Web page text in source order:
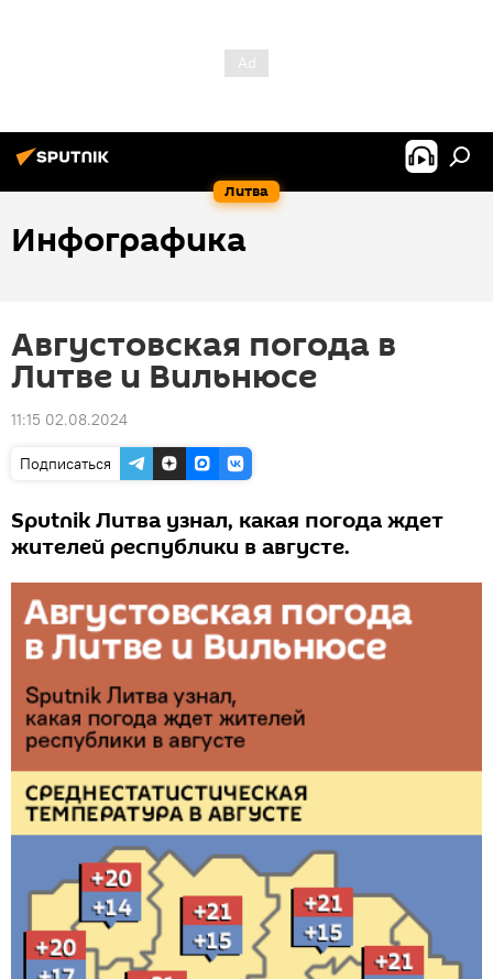
Литва
Инфографика
Августовская погода в
Литве и Вильнюсе
11:15 02.08.2024
Подписаться
Sputnik Литва узнал, какая погода ждет
жителей республики в августе.